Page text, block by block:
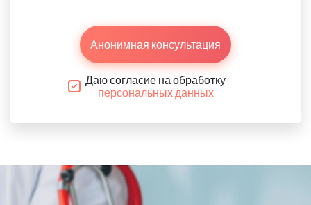
Анонимная консультация
Даю согласие на обработку
персональных данных